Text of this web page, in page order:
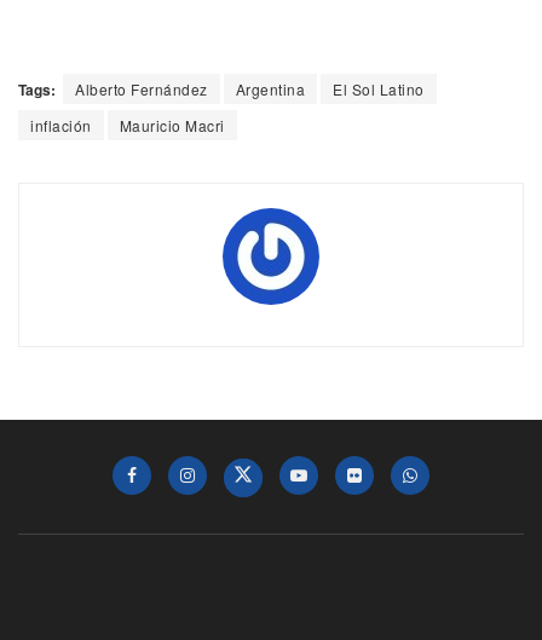
Tags: Alberto Fernández Argentina
El Sol Latino
inflación
Mauricio Macri